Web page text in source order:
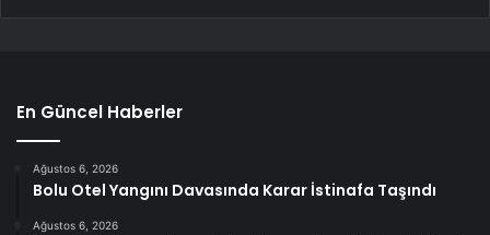
En Güncel Haberler
Ağustos 6, 2026
Bolu Otel Yangını Davasında Karar İstinafa Taşındı
Ağustos 6, 2026